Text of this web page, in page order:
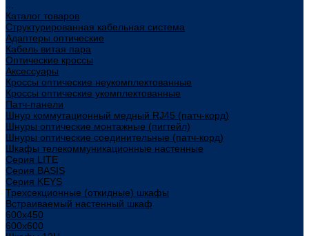
Каталог товаров
Структурированная кабельная система
Адаптеры оптические
Кабель витая пара
Оптические кроссы
Аксессуары
Кроссы оптические неукомплектованные
Кроссы оптические укомплектованные
Патч-панели
Шнур коммутационный медный RJ45 (патч-корд)
Шнуры оптические монтажные (пигтейл)
Шнуры оптические соединительные (патч-корд)
Шкафы телекоммуникационные настенные
Cерия LITE
Cерия BASIS
Cерия KEYS
Трехсекционные (откидные) шкафы
Встраиваемый настенный шкаф
600x450
600x600